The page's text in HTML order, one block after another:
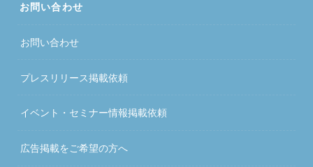
お問い合わせ
お問い合わせ
プレスリリース掲載依頼
イベント・セミナー情報掲載依頼
広告掲載をご希望の方へ